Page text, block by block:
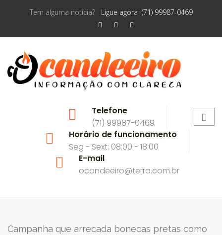
Tem alguma notícia? Ligue agora (71) 99987-0469
Telefone
(71) 99987-0469
Horário de funcionamento
Seg - Sext: 08:00 - 18:00
E-mail
ocandeeiro@terra.com.br
Campanha que arrecada bonecas pretas como